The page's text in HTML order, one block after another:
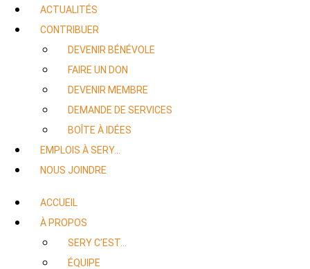
ACTUALITÉS
CONTRIBUER
DEVENIR BÉNÉVOLE
FAIRE UN DON
DEVENIR MEMBRE
DEMANDE DE SERVICES
BOÎTE À IDÉES
EMPLOIS À SERY…
NOUS JOINDRE
ACCUEIL
À PROPOS
SERY C’EST…
ÉQUIPE